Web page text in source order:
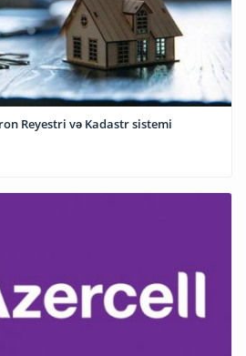
Reyestri və Kadastr sistemi